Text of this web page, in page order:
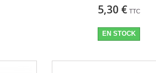
5,30 € TTC
EN STOCK